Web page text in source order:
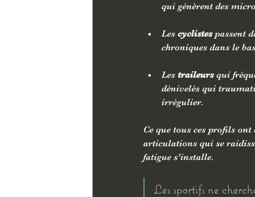
qui génèrent des
Les cyclistes passent
chroniques dans le
Les traileurs qui
dénivelés qui
irrégulier.
Ce que tous ces profils
articulations qui se
fatigue s'installe.
Les sportifs ne